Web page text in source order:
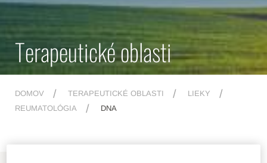
Terapeutické oblasti
DOMOV TERAPEUTICKÉ OBLASTI
LIEKY
REUMATOLÓGIA
DNA